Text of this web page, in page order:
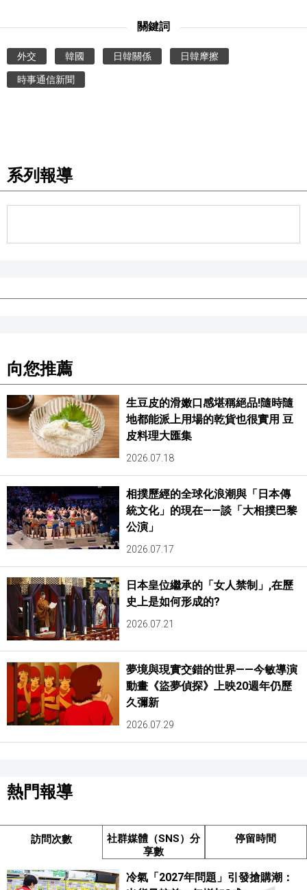
關鍵詞
外交 韓國 日韓關係 日韓摩擦
時事通信新聞
系列報導
向您推薦
生豆皮的滑嫩口感堪稱絕品!隨時隨
地都能派上用場的乾貨也很實用 豆
皮料理大匯集
2026.07.18
相撲歷經的全球化浪潮與「日本傳
統文化」的現在——談「大相撲巴黎
公演」
2026.07.17
日本皇位繼承的「女人禁制」,在歷
史上是如何形成的?
2026.07.21
夢境與現實交錯的世界——今敏導演
動畫《盜夢偵探》上映20週年仍歷
久彌新
2026.07.29
熱門報導
訪問次數
社群媒體（SNS）分
享數
停留時間
冷氣「2027年問題」引發搶購潮：